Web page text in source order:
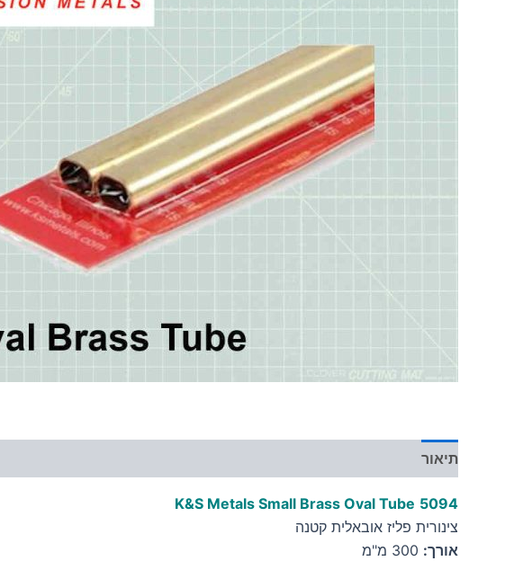
תיאור
K&S Metals Small Brass Oval Tube 5094
צינורית פליז אובאלית קטנה
אורך: